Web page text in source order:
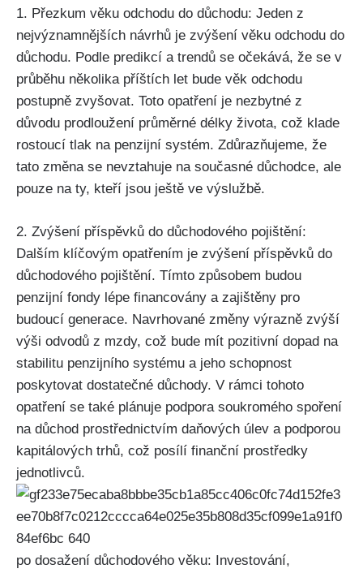
1. Přezkum věku odchodu do důchodu: Jeden z
nejvýznamnějších návrhů je zvýšení věku odchodu do
důchodu. Podle predikcí a trendů se očekává, že se v
průběhu několika příštích let bude věk odchodu
postupně zvyšovat. Toto opatření je nezbytné z
důvodu prodloužení průměrné délky života, což klade
rostoucí tlak na penzijní systém. Zdůrazňujeme, že
tato změna se nevztahuje na současné důchodce, ale
pouze na ty, kteří jsou ještě ve výslužbě.
2. Zvýšení příspěvků do důchodového pojištění:
Dalším klíčovým opatřením je zvýšení příspěvků do
důchodového pojištění. Tímto způsobem budou
penzijní fondy lépe financovány a zajištěny pro
budoucí generace. Navrhované změny výrazně zvýší
výši odvodů z mzdy, což bude mít pozitivní dopad na
stabilitu penzijního systému a jeho schopnost
poskytovat dostatečné důchody. V rámci tohoto
opatření se také plánuje podpora soukromého spoření
na důchod prostřednictvím daňových úlev a podporou
kapitálových trhů, což posílí finanční prostředky
jednotlivců.
po dosažení důchodového věku: Investování,